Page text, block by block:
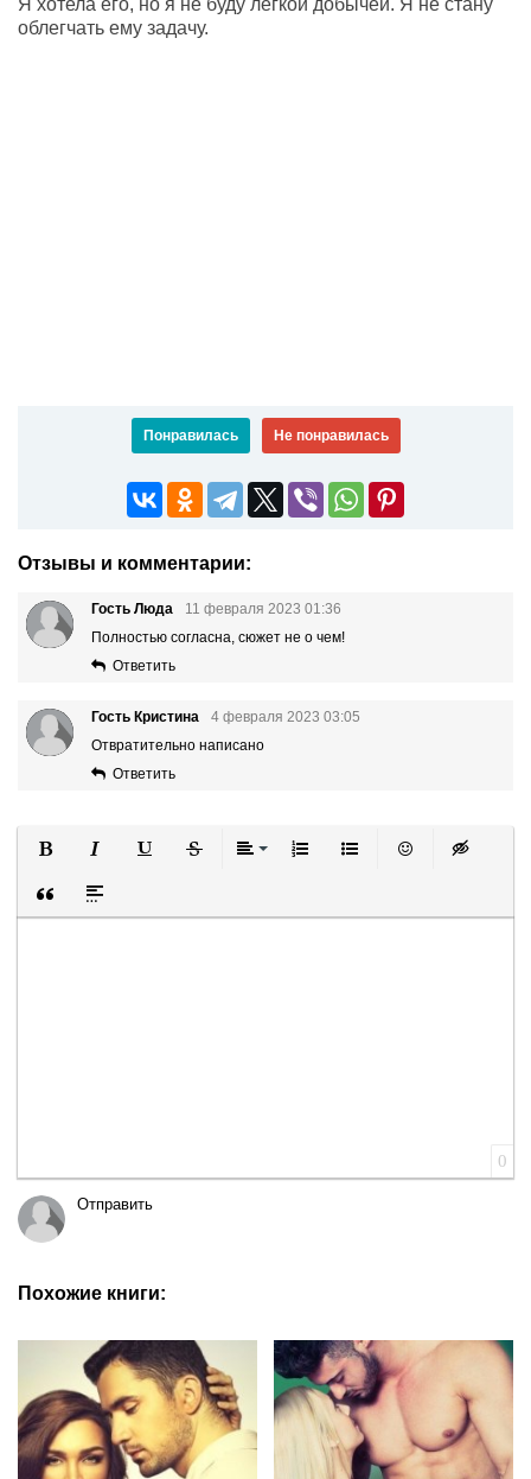
Я хотела его, но я не буду лёгкой добычей. Я не стану
облегчать ему задачу.
Понравилась Не понравилась
Отзывы и комментарии:
Гость Люда
11 февраля 2023 01:36
Полностью согласна, сюжет не о чем!
Ответить
Гость Кристина
4 февраля 2023 03:05
Отвратительно написано
Ответить
Вставка цитаты
Вставка спойлера
0
Отправить
Похожие книги: